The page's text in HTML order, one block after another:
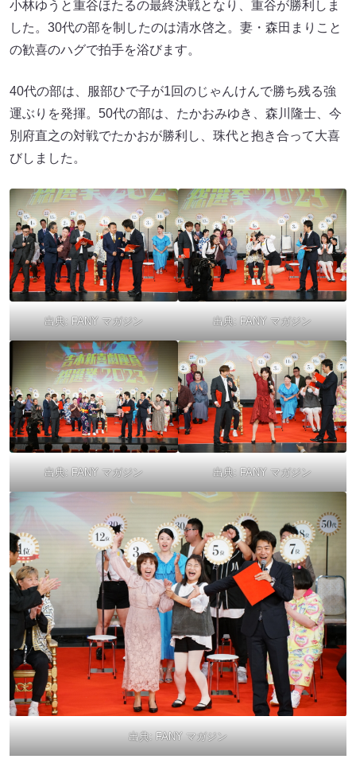
小林ゆうと重谷ほたるの最終決戦となり、重谷が勝利しま
した。30代の部を制したのは清水啓之。妻・森田まりこと
の歓喜のハグで拍手を浴びます。
40代の部は、服部ひで子が1回のじゃんけんで勝ち残る強
運ぶりを発揮。50代の部は、たかおみゆき、森川隆士、今
別府直之の対戦でたかおが勝利し、珠代と抱き合って大喜
びしました。
出典: FANY マガジン 出典: FANY マガジン
出典: FANY マガジン 出典: FANY マガジン
出典: FANY マガジン